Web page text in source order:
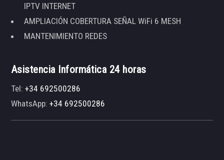
IPTV INTERNET
AMPLIACIÓN COBERTURA SEÑAL WiFi 6 MESH
MANTENIMIENTO REDES
Asistencia Informática 24 horas
Tel:+34 692500286
WhatsApp:+34 692500286